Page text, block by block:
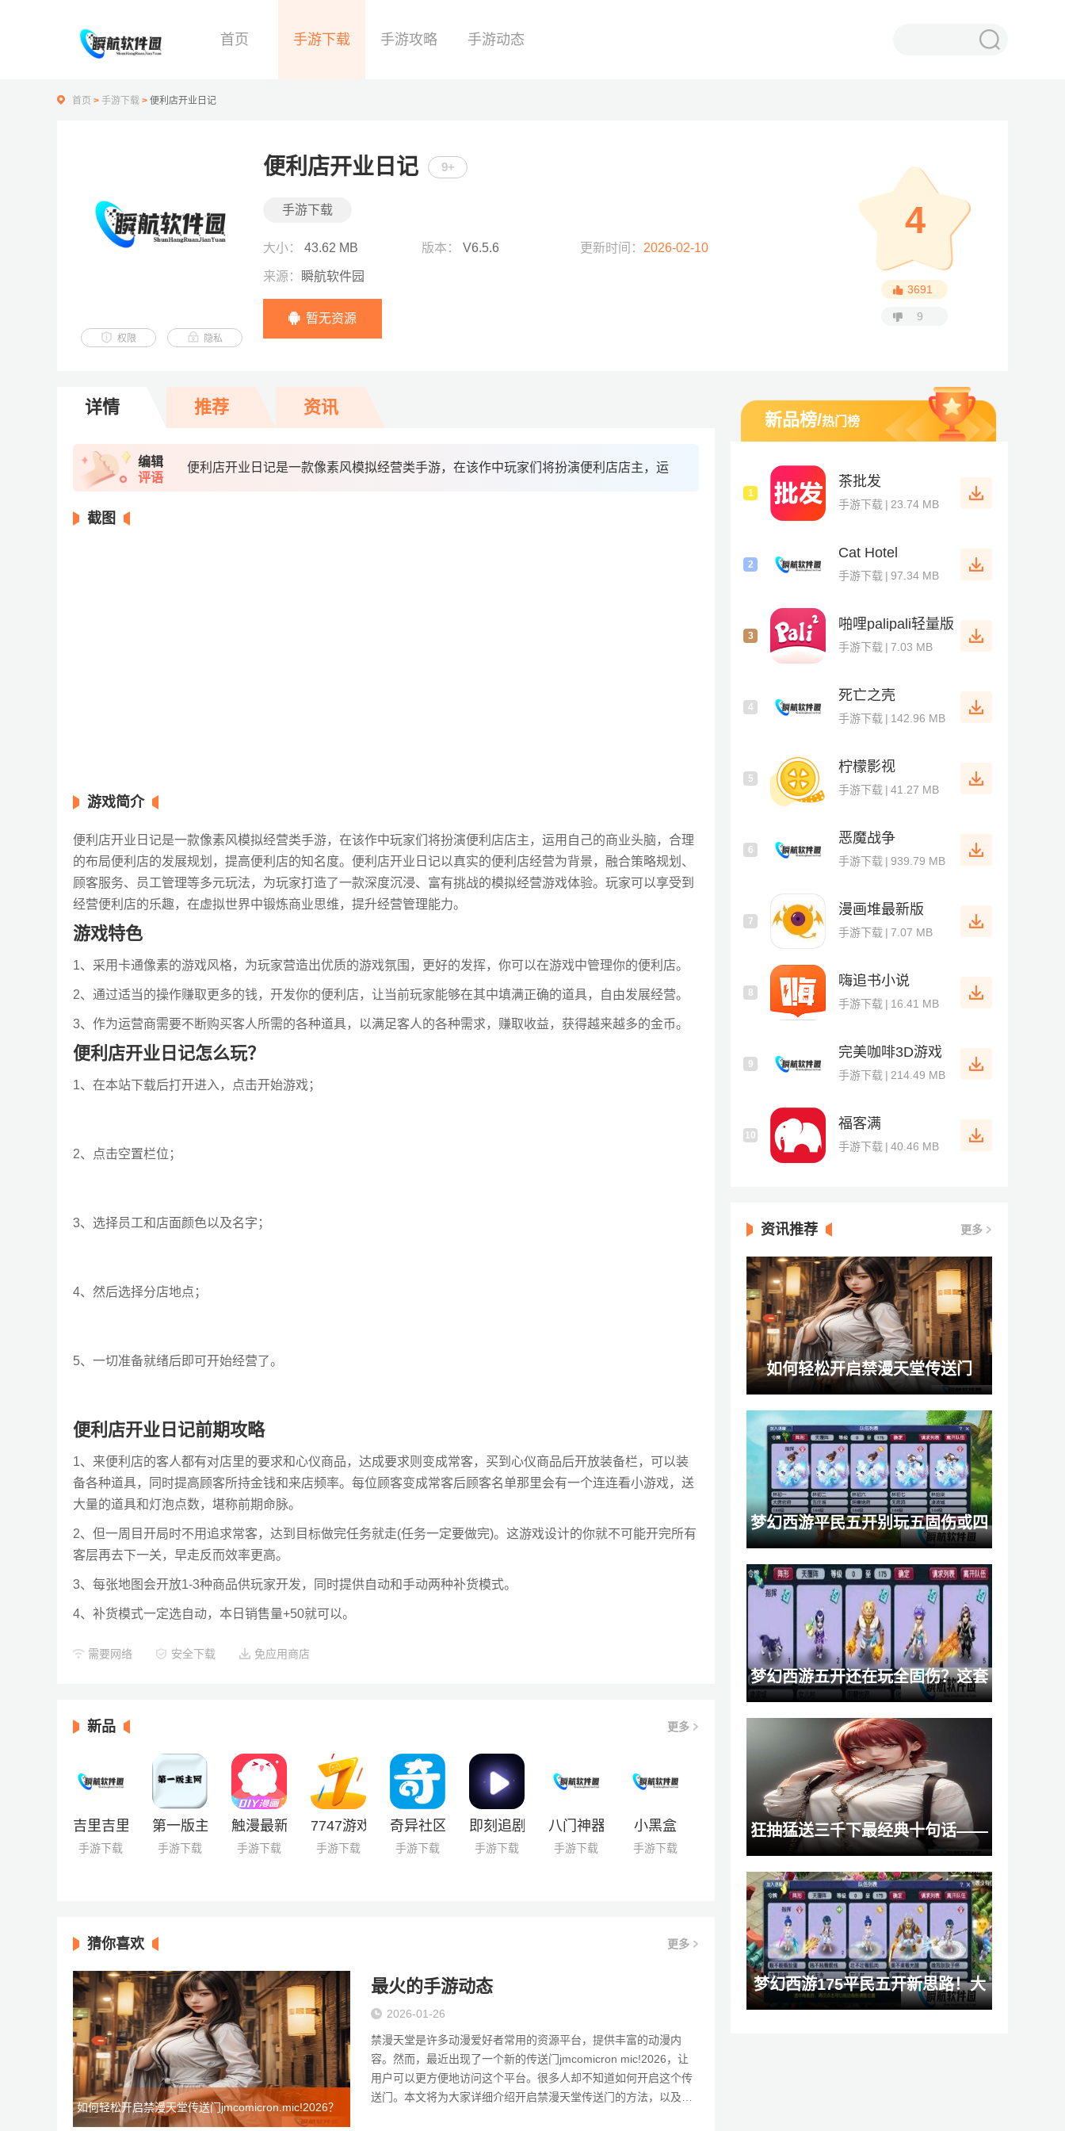
首页 手游下载 手游攻略 手游动态
首页 > 手游下载 > 便利店开业日记
便利店开业日记 9+
手游下载
大小： 43.62 MB 版本： V6.5.6 更新时间： 2026-02-10
来源： 瞬航软件园
暂无资源
权限 隐私
4
3691
9
详情 推荐 资讯
编辑
评语
便利店开业日记是一款像素风模拟经营类手游，在该作中玩家们将扮演便利店店主，运用自己的商业头脑，合理的布局便利店的发展规划，提高便利店的知
截图
游戏简介
便利店开业日记是一款像素风模拟经营类手游，在该作中玩家们将扮演便利店店主，运用自己的商业头脑，合理
的布局便利店的发展规划，提高便利店的知名度。便利店开业日记以真实的便利店经营为背景，融合策略规划、
顾客服务、员工管理等多元玩法，为玩家打造了一款深度沉浸、富有挑战的模拟经营游戏体验。玩家可以享受到
经营便利店的乐趣，在虚拟世界中锻炼商业思维，提升经营管理能力。
游戏特色
1、采用卡通像素的游戏风格，为玩家营造出优质的游戏氛围，更好的发挥，你可以在游戏中管理你的便利店。
2、通过适当的操作赚取更多的钱，开发你的便利店，让当前玩家能够在其中填满正确的道具，自由发展经营。
3、作为运营商需要不断购买客人所需的各种道具，以满足客人的各种需求，赚取收益，获得越来越多的金币。
便利店开业日记怎么玩？
1、在本站下载后打开进入，点击开始游戏；
2、点击空置栏位；
3、选择员工和店面颜色以及名字；
4、然后选择分店地点；
5、一切准备就绪后即可开始经营了。
便利店开业日记前期攻略
1、来便利店的客人都有对店里的要求和心仪商品，达成要求则变成常客，买到心仪商品后开放装备栏，可以装
备各种道具，同时提高顾客所持金钱和来店频率。每位顾客变成常客后顾客名单那里会有一个连连看小游戏，送
大量的道具和灯泡点数，堪称前期命脉。
2、但一周目开局时不用追求常客，达到目标做完任务就走(任务一定要做完)。这游戏设计的你就不可能开完所有
客层再去下一关，早走反而效率更高。
3、每张地图会开放1-3种商品供玩家开发，同时提供自动和手动两种补货模式。
4、补货模式一定选自动，本日销售量+50就可以。
需要网络 安全下载 免应用商店
新品 更多
吉里吉里2模拟器
手游下载
第一版主网
手游下载
触漫最新版
手游下载
7747游戏盒子
手游下载
奇异社区2025
手游下载
即刻追剧免费最新版
手游下载
八门神器
手游下载
小黑盒
手游下载
猜你喜欢 更多
如何轻松开启禁漫天堂传送门jmcomicron.mic!2026？
最火的手游动态
2026-01-26
禁漫天堂是许多动漫爱好者常用的资源平台，提供丰富的动漫内
容。然而，最近出现了一个新的传送门jmcomicron mic!2026，让
用户可以更方便地访问这个平台。很多人却不知道如何开启这个传
送门。本文将为大家详细介绍开启禁漫天堂传送门的方法，以及相
新品榜/热门榜
1
茶批发
手游下载 | 23.74 MB
2
Cat Hotel
手游下载 | 97.34 MB
3
啪哩palipali轻量版
手游下载 | 7.03 MB
4
死亡之壳
手游下载 | 142.96 MB
5
柠檬影视
手游下载 | 41.27 MB
6
恶魔战争
手游下载 | 939.79 MB
7
漫画堆最新版
手游下载 | 7.07 MB
8
嗨追书小说
手游下载 | 16.41 MB
9
完美咖啡3D游戏
手游下载 | 214.49 MB
10
福客满
手游下载 | 40.46 MB
资讯推荐 更多
如何轻松开启禁漫天堂传送门
jmcomicron.mic!2026？步骤详解
与注意事项
梦幻西游平民五开别玩五固伤或四
秒七！双物理才是最优选择
梦幻西游五开还在玩全固伤？这套
五门阵容效率舒适度统统拉满
狂抽猛送三千下最经典十句话——
深度探索其中奥秘，疑问待解：你
究竟领悟了几分？
梦幻西游175平民五开新思路！大